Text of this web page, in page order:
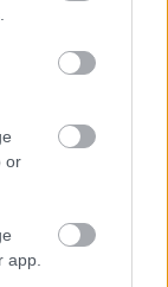
or
app.
Εθνικό
Park,
πέτρινα
χωριού.